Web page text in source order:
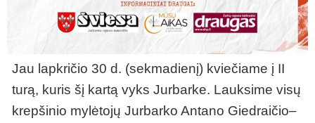
Jau lapkričio 30 d. (sekmadienį) kviečiame į II
turą, kuris šį kartą vyks Jurbarke. Lauksime visų
krepšinio mylėtojų Jurbarko Antano Giedraičio–